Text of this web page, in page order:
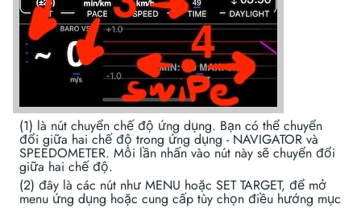
(1) là nút chuyển chế độ ứng dụng. Bạn có thể chuyển
đổi giữa hai chế độ trong ứng dụng - NAVIGATOR và
SPEEDOMETER. Mỗi lần nhấn vào nút này sẽ chuyển đổi
giữa hai chế độ.
(2) đây là các nút như MENU hoặc SET TARGET, để mở
menu ứng dụng hoặc cung cấp tùy chọn điều hướng mục